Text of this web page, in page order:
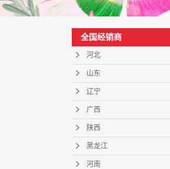
全国经销商
河北
山东
辽宁
广西
陕西
黑龙江
河南